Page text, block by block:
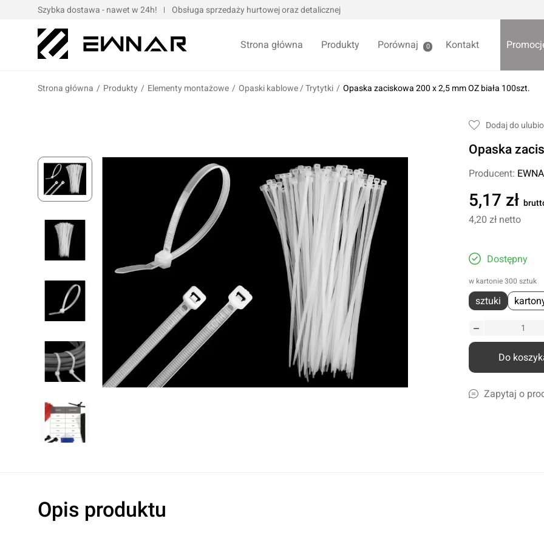
Szybka dostawa - nawet w 24h! Obsługa sprzedaży hurtowej oraz detalicznej
Strona główna Produkty
Bity, nasadki, końcówki
Wulkanizacja
Kompresory i narzędzia pneumatyczne
Prasy oraz narzędzia hydrauliczne
Wózki i zestawy narzędziowe
Elektronarzędzia/elektrotechnika
Lampy warsztatowe
Pozostałe
Rękawice robocze
Taśmy
Oleje silnikowe
Oleje przekładniowe
Oleje motocyklowe
Oleje hydrauliczne
Oleje do samochodów ciężarowych
Oleje do maszyn rolniczych
Płyny hamulcowe
Dodatki do oleju i płynów
Akcesoria samochodowe
Wycieraczki samochodowe
Foteliki samochodowe
Akcesoria dla dzieci
Lodówki turystyczne
Preparaty do ciężkich zabrudzeń
Konserwacja lakieru i karoserii
Czyszczenie i impregnacja wnętrza
Porównaj 0 Kontakt
Strona główna / Produkty / Elementy montażowe / Opaski kablowe / Trytytki / Opaska zaciskowa 200 x 2,5 mm OZ biała 100szt.
Dodaj do
Opaska
Producent:
5,17 zł
4,20 zł netto
Dostępny
w kartonie 300 sztuk
sztuki
Do
Zapytaj o
Opis produktu